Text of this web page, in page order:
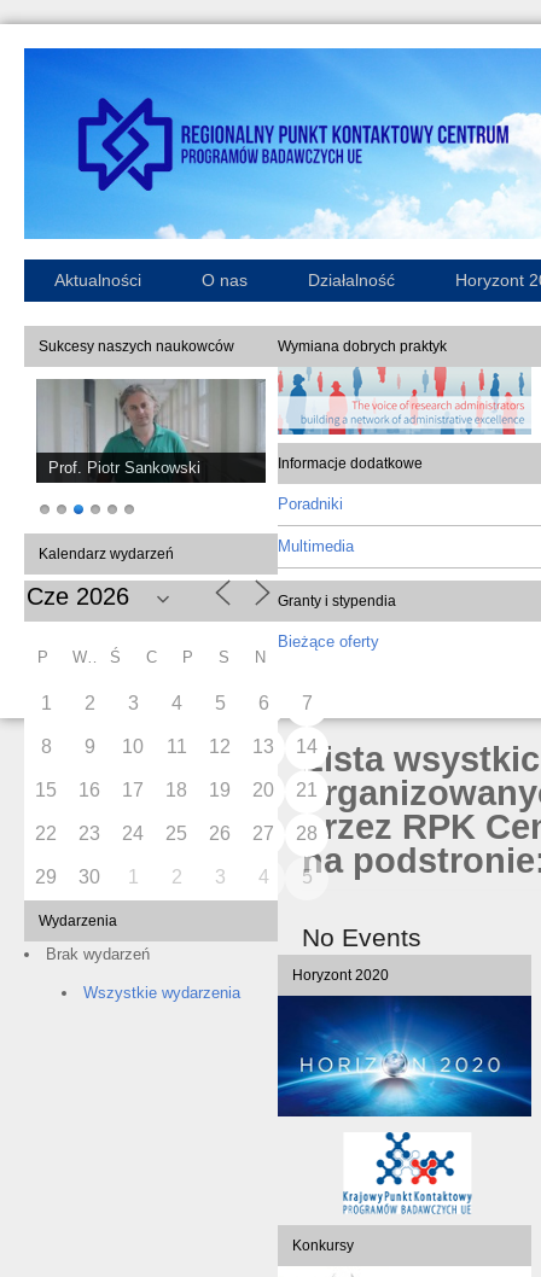
Aktualności O nas Działalność Horyzont
Sukcesy naszych naukowców
Prof. Piotr Sankowski
Kalendarz wydarzeń
P Ś C P S N
1 2 3 4 5 6 7
8 9 10 11 12 13 14
15 16 17 18 19 20 21
22 23 24 25 26 27 28
29 30 1 2 3 4 5
Wydarzenia
Brak wydarzeń
Wszystkie wydarzenia
Wymiana dobrych praktyk
Informacje dodatkowe
Poradniki
Multimedia
Granty i stypendia
Bieżące oferty
Lista
przez RPK
na
No Events
Horyzont 2020
Konkursy